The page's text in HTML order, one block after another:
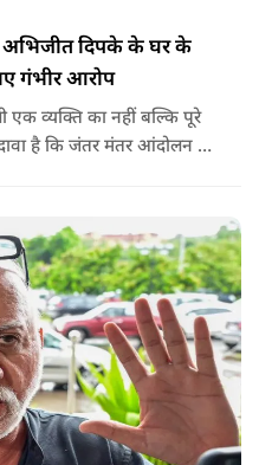
अभिजीत दिपके के घर के
गंभीर आरोप
एक व्यक्ति का नहीं बल्कि पूरे
है कि जंतर मंतर आंदोलन से